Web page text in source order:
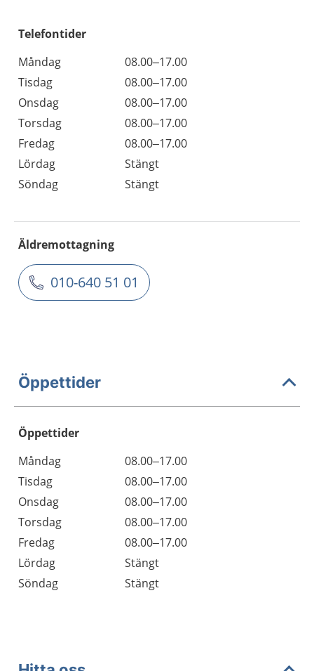
Telefontider
Måndag
08.00–17.00
Tisdag
08.00–17.00
Onsdag
08.00–17.00
Torsdag
08.00–17.00
Fredag
08.00–17.00
Lördag
Stängt
Söndag
Stängt
Äldremottagning
010-640 51 01
Öppettider
Öppettider
Dag
Öppettider
Kommentarer
Måndag
08.00–17.00
Tisdag
08.00–17.00
Onsdag
08.00–17.00
Torsdag
08.00–17.00
Fredag
08.00–17.00
Lördag
Stängt
Söndag
Stängt